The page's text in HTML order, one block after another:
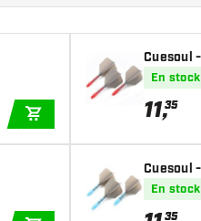
AÑADIR A LA CESTA
Cuesoul
En stock
11,35
Cuesoul
En stock
35